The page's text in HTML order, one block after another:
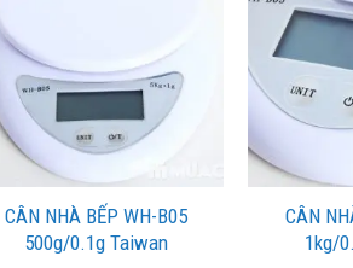
CÂN NHÀ BẾP WH-B05
500g/0.1g Taiwan
CÂN
1kg/